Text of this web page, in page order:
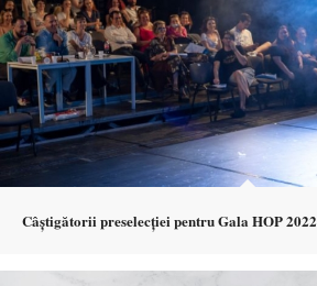
Câștigătorii preselecției pentru Gala HOP 2022